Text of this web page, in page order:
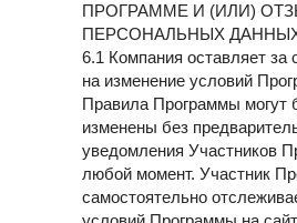
ПРОГРАММЕ И (ИЛИ)
ПЕРСОНАЛЬНЫХ
6.1 Компания оставляет за
на изменение условий
Правила Программы могут
изменены без
уведомления Участников
любой момент. Участник
самостоятельно